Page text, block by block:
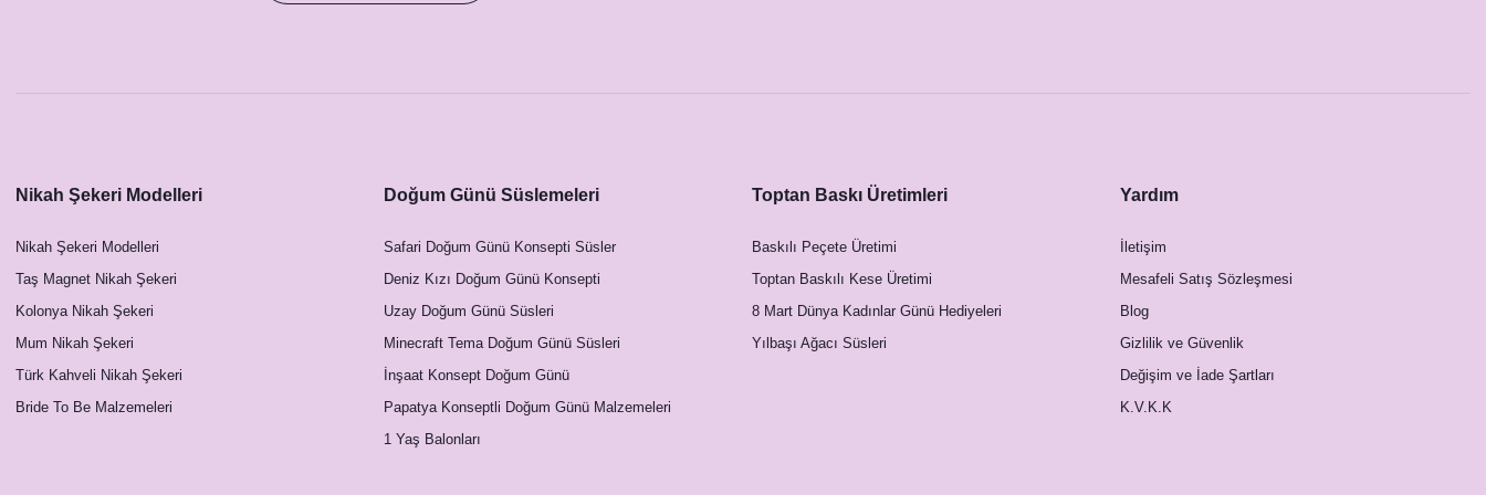
Nikah Şekeri Modelleri
Nikah Şekeri Modelleri
Taş Magnet Nikah Şekeri
Kolonya Nikah Şekeri
Mum Nikah Şekeri
Türk Kahveli Nikah Şekeri
Bride To Be Malzemeleri
Doğum Günü Süslemeleri
Safari Doğum Günü Konsepti Süsler
Deniz Kızı Doğum Günü Konsepti
Uzay Doğum Günü Süsleri
Minecraft Tema Doğum Günü Süsleri
İnşaat Konsept Doğum Günü
Papatya Konseptli Doğum Günü Malzemeleri
1 Yaş Balonları
Toptan Baskı Üretimleri
Baskılı Peçete Üretimi
Toptan Baskılı Kese Üretimi
8 Mart Dünya Kadınlar Günü Hediyeleri
Yılbaşı Ağacı Süsleri
Yardım
İletişim
Mesafeli Satış Sözleşmesi
Blog
Gizlilik ve Güvenlik
Değişim ve İade Şartları
K.V.K.K